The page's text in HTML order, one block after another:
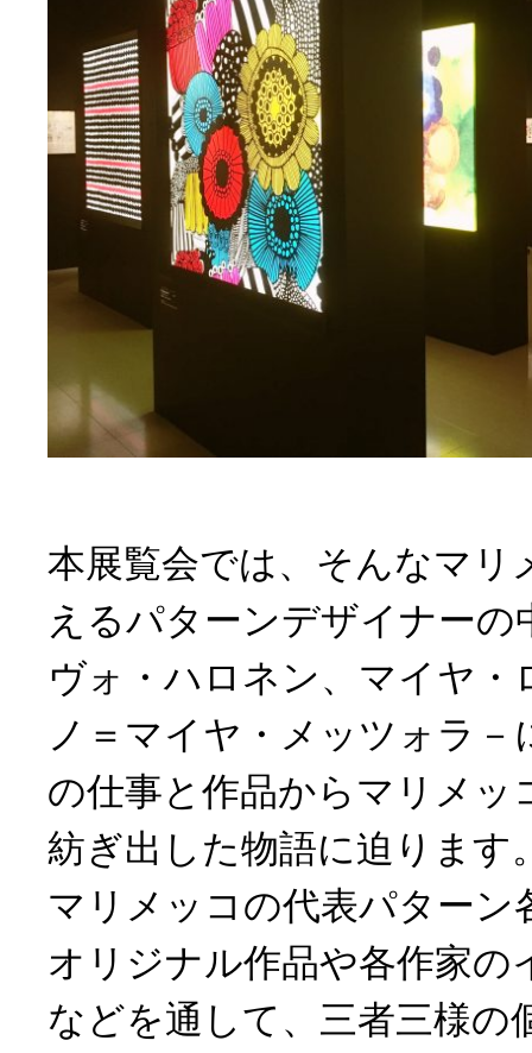
本展覧会では、そんなマリ
えるパターンデザイナーの
ヴォ・ハロネン、マイヤ・
ノ＝マイヤ・メッツォラ－
の仕事と作品からマリメッ
紡ぎ出した物語に迫ります
マリメッコの代表パターン
オリジナル作品や各作家の
などを通して、三者三様の